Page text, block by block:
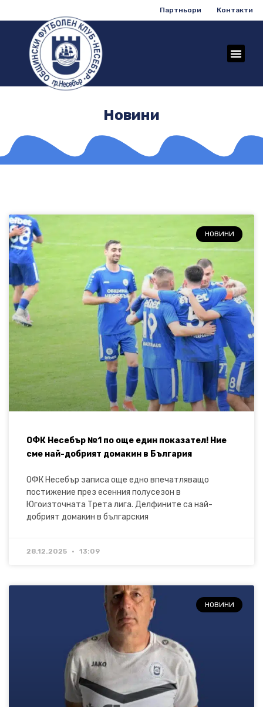
Партньори Контакти
Новини
НОВИНИ
ОФК Несебър №1 по още един показател! Ние
сме най-добрият домакин в България
ОФК Несебър записа още едно впечатляващо
постижение през есенния полусезон в
Югоизточната Трета лига. Делфините са най-
добрият домакин в българския
28.12.2025 13:09
НОВИНИ